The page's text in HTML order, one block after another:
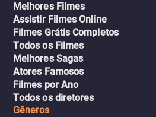
Melhores Filmes
Assistir Filmes Online
Filmes Grátis Completos
Todos os Filmes
Melhores Sagas
Atores Famosos
Filmes por Ano
Todos os diretores
Gêneros